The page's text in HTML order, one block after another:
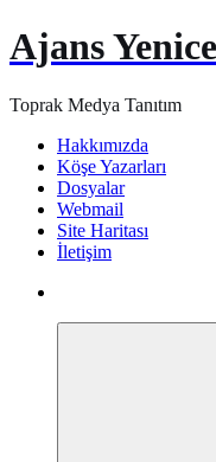
Ajans
Toprak Medya Tanıtım
Hakkımızda
Köşe Yazarları
Dosyalar
Webmail
Site Haritası
İletişim